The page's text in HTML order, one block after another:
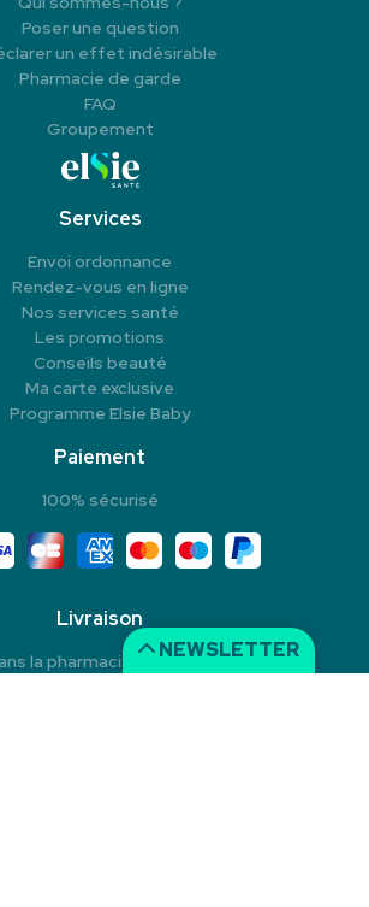
NEWSLETTER
Poser une question
un effet indésirable
Pharmacie de garde
FAQ
Groupement
Services
Envoi ordonnance
Rendez-vous en ligne
Nos services santé
Les promotions
Conseils beauté
Ma carte exclusive
Programme Elsie Baby
Paiement
100% sécurisé
Livraison
la pharmacie en Click & Collect